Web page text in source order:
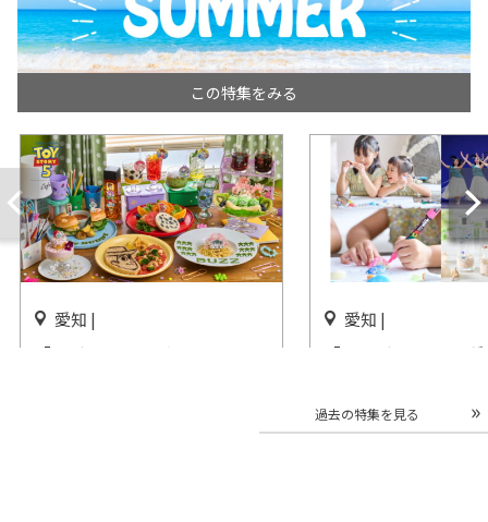
この特集をみる
愛知 |
「トイ・ストーリー5」OH
愛知 |
「ハワイアン フラ
ングスホテル 名古
開催中
過去の特集を見る